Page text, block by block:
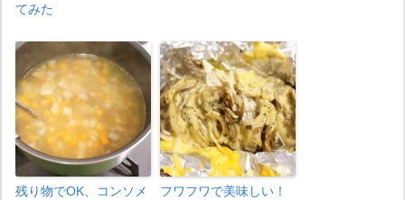
てみた
残り物でOK、コンソメ
フワフワで美味しい！